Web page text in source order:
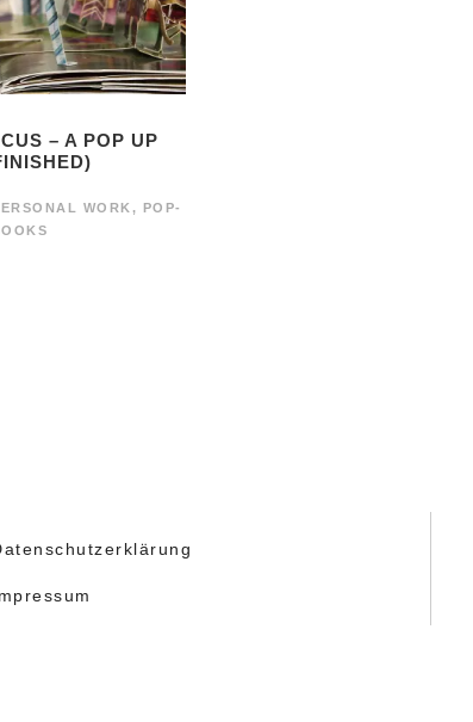
– A POP UP
WORK , POP-